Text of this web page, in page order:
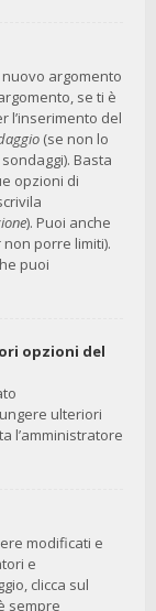
argomento
se ti è
l’inserimento del
(se non lo
Basta
opzioni di
). Puoi anche
porre limiti).
puoi
opzioni del
ulteriori
l’amministratore
modificati e
e
clicca sul
sempre